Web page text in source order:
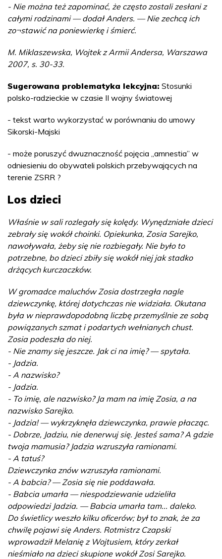
- Nie można też zapominać, że często zostali zesłani z
całymi rodzinami — dodał Anders. — Nie zechcą ich
zo¬stawić na poniewierkę i śmierć.
M. Miklaszewska, Wojtek z Armii Andersa, Warszawa
2007, s. 30-33.
Sugerowana problematyka lekcyjna: Stosunki
polsko-radzieckie w czasie II wojny światowej
- tekst warto wykorzystać w porównaniu do umowy
Sikorski-Majski
- może poruszyć dwuznaczność pojęcia „amnestia” w
odniesieniu do obywateli polskich przebywających na
terenie ZSRR ?
Los dzieci
Właśnie w sali rozlegały się kolędy. Wynędzniałe dzieci
zebrały się wokół choinki. Opiekunka, Zosia Sarejko,
nawoływała, żeby się nie rozbiegały. Nie było to
potrzebne, bo dzieci zbiły się wokół niej jak stadko
drżących kurczaczków.
W gromadce maluchów Zosia dostrzegła nagle
dziewczynkę, której dotychczas nie widziała. Okutana
była w nieprawdopodobną liczbę przemyślnie ze sobą
powiązanych szmat i podartych wełnianych chust.
Zosia podeszła do niej.
- Nie znamy się jeszcze. Jak ci na imię? — spytała.
- Jadzia.
- A nazwisko?
- Jadzia.
- To imię, ale nazwisko? Ja mam na imię Zosia, a na
nazwisko Sarejko.
- Jadzia! — wykrzyknęła dziewczynka, prawie płacząc.
- Dobrze, Jadziu, nie denerwuj się. Jesteś sama? A gdzie
twoja mamusia? Jadzia wzruszyła ramionami.
- A tatuś?
Dziewczynka znów wzruszyła ramionami.
- A babcia? — Zosia się nie poddawała.
- Babcia umarła — niespodziewanie udzieliła
odpowiedzi Jadzia. — Babcia umarła tam... daleko.
Do świetlicy weszło kilku oficerów; był to znak, że za
chwilę pojawi się Anders. Rotmistrz Czapski
wprowadził Melanię z Wojtusiem, który zerkał
nieśmiało na dzieci skupione wokół Zosi Sarejko.